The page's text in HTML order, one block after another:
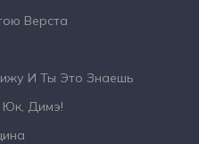
Верста
И Ты Это Знаешь
Юк, Димэ!